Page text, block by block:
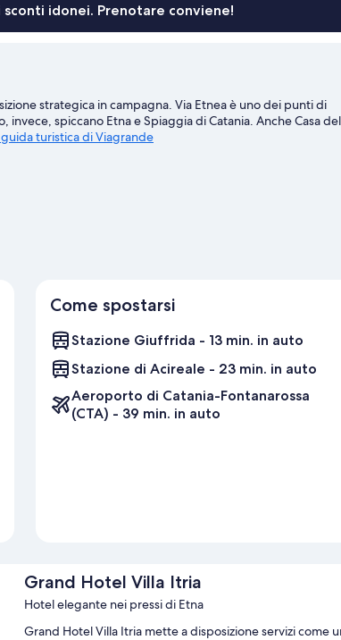
idonei. Prenotare conviene!
strategica in campagna. Via Etnea è uno dei punti di
spiccano Etna e Spiaggia di Catania. Anche Casa
guida turistica di Viagrande
Come spostarsi
Stazione Giuffrida - 13 min. in auto
Stazione di Acireale - 23 min. in auto
Aeroporto di Catania-Fontanarossa
(CTA) - 39 min. in auto
Grand Hotel Villa Itria
Hotel elegante nei pressi di Etna
Grand Hotel Villa Itria mette a disposizione servizi come